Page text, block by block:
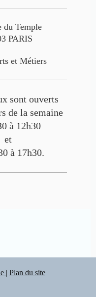
du Temple
PARIS
et Métiers
sont ouverts
de la semaine
à 12h30
et
à 17h30.
| Plan du site